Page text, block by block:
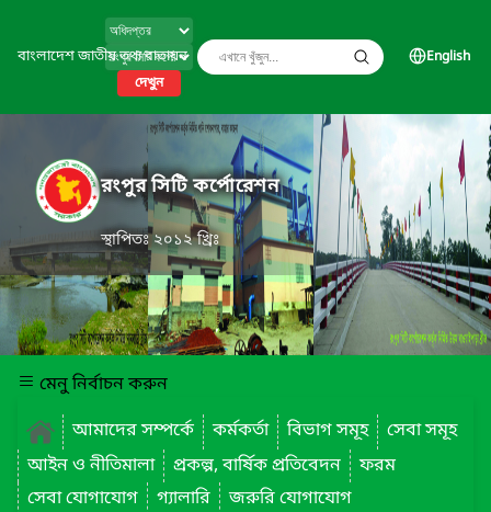
বাংলাদেশ জাতীয় তথ্য বাতায়ন
দেখুন
English
রংপুর সিটি কর্পোরেশন
স্থাপিতঃ ২০১২ খ্রিঃ
মেনু নির্বাচন করুন
আমাদের সম্পর্কে
কর্মকর্তা বিভাগ সমূহ
সেবা সমূহ
আইন ও নীতিমালা
প্রকল্প, বার্ষিক প্রতিবেদন
ফরম
সেবা যোগাযোগ
গ্যালারি জরুরি যোগাযোগ